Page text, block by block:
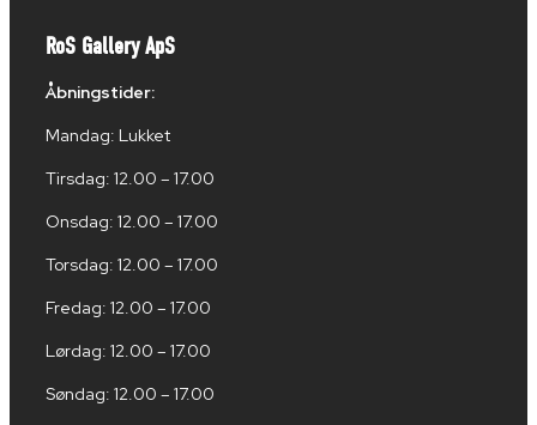
RoS Gallery ApS
Åbningstider:
Mandag: Lukket
Tirsdag: 12.00 – 17.00
Onsdag: 12.00 – 17.00
Torsdag: 12.00 – 17.00
Fredag: 12.00 – 17.00
Lørdag: 12.00 – 17.00
Søndag: 12.00 – 17.00